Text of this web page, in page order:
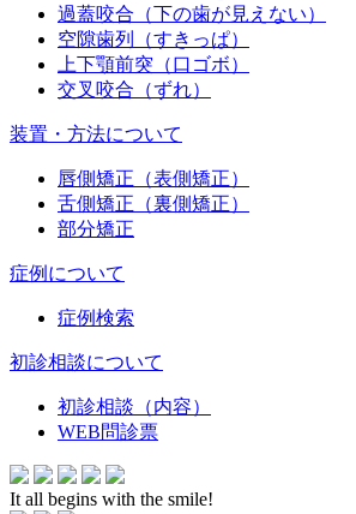
過蓋咬合（下の歯が見えない）
空隙歯列（すきっぱ）
上下顎前突（口ゴボ）
交叉咬合（ずれ）
装置・方法について
唇側矯正（表側矯正）
舌側矯正（裏側矯正）
部分矯正
症例について
症例検索
初診相談について
初診相談（内容）
WEB問診票
It all begins with the smile!